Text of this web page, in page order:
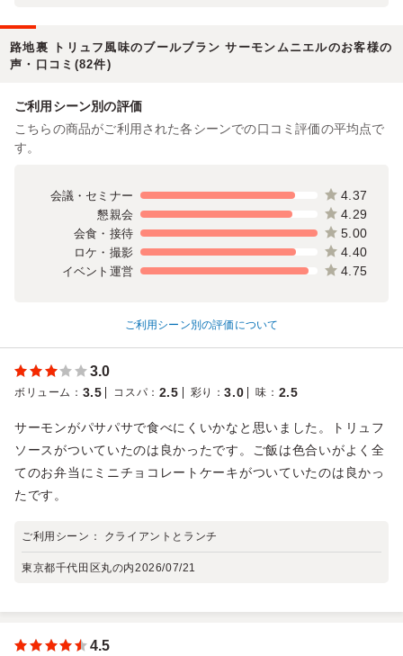
路地裏 トリュフ風味のブールブラン サーモンムニエルのお客様の
声・口コミ(82件)
ご利用シーン別の評価
こちらの商品がご利用された各シーンでの口コミ評価の平均点で
す。
会議・セミナー 4.37
懇親会 4.29
会食・接待 5.00
ロケ・撮影 4.40
イベント運営 4.75
ご利用シーン別の評価について
3.0
ボリューム ： 3.5 コスパ ： 2.5 彩り ：3.0 味 ： 2.5
サーモンがパサパサで食べにくいかなと思いました。トリュフ
ソースがついていたのは良かったです。ご飯は色合いがよく全
てのお弁当にミニチョコレートケーキがついていたのは良かっ
たです。
ご利用シーン： クライアントとランチ
東京都千代田区丸の内2026/07/21
4.5